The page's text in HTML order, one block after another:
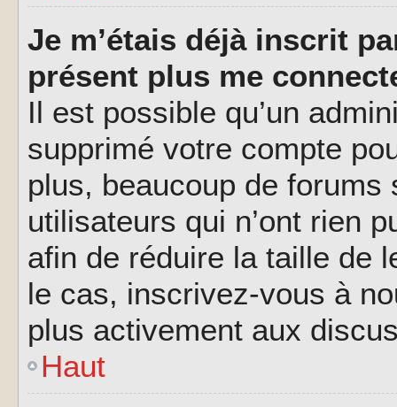
Je m’étais déjà inscrit
présent plus me
Il est possible qu’un
supprimé votre compte
plus, beaucoup de
utilisateurs qui n’ont rien
afin de réduire la taille de
le cas, inscrivez-vous à
plus activement aux
Haut